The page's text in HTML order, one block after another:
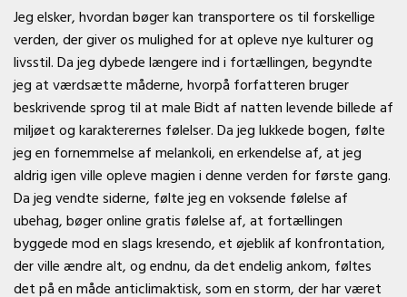
Jeg elsker, hvordan bøger kan transportere os til forskellige
verden, der giver os mulighed for at opleve nye kulturer og
livsstil. Da jeg dybede længere ind i fortællingen, begyndte
jeg at værdsætte måderne, hvorpå forfatteren bruger
beskrivende sprog til at male Bidt af natten levende billede af
miljøet og karakterernes følelser. Da jeg lukkede bogen, følte
jeg en fornemmelse af melankoli, en erkendelse af, at jeg
aldrig igen ville opleve magien i denne verden for første gang.
Da jeg vendte siderne, følte jeg en voksende følelse af
ubehag, bøger online gratis følelse af, at fortællingen
byggede mod en slags kresendo, et øjeblik af konfrontation,
der ville ændre alt, og endnu, da det endelig ankom, føltes
det på en måde anticlimaktisk, som en storm, der har været